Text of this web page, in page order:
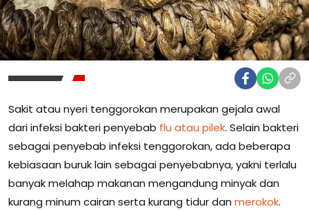
Sakit atau nyeri tenggorokan merupakan gejala awal
dari infeksi bakteri penyebab flu atau pilek. Selain bakteri
sebagai penyebab infeksi tenggorokan, ada beberapa
kebiasaan buruk lain sebagai penyebabnya, yakni terlalu
banyak melahap makanan mengandung minyak dan
kurang minum cairan serta kurang tidur dan merokok.